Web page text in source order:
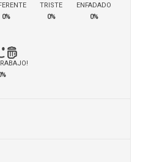
0%
TRISTE
0%
ENFADADO
0%